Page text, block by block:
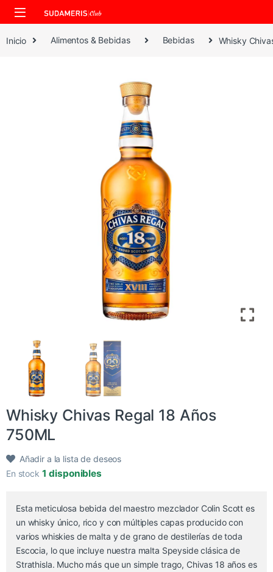
Skip to navigation
Skip to content
Inicio Alimentos & Bebidas Bebidas Whisky
Whisky Chivas Regal 18 Años
750ML
Añadir a la lista de deseos
En stock 1 disponibles
Esta meticulosa bebida del maestro mezclador Colin Scott es
un whisky único, rico y con múltiples capas producido con
varios whiskies de malta y de grano de destilerías de toda
Escocia, lo que incluye nuestra malta Speyside clásica de
Strathisla. Mucho más que un simple trago, Chivas 18 años es